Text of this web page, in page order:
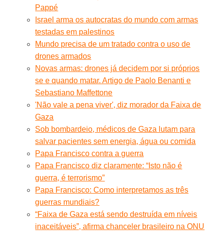
Pappé
Israel arma os autocratas do mundo com armas
testadas em palestinos
Mundo precisa de um tratado contra o uso de
drones armados
Novas armas: drones já decidem por si próprios
se e quando matar. Artigo de Paolo Benanti e
Sebastiano Maffettone
'Não vale a pena viver', diz morador da Faixa de
Gaza
Sob bombardeio, médicos de Gaza lutam para
salvar pacientes sem energia, água ou comida
Papa Francisco contra a guerra
Papa Francisco diz claramente: “Isto não é
guerra, é terrorismo”
Papa Francisco: Como interpretamos as três
guerras mundiais?
“Faixa de Gaza está sendo destruída em níveis
inaceitáveis”, afirma chanceler brasileiro na ONU